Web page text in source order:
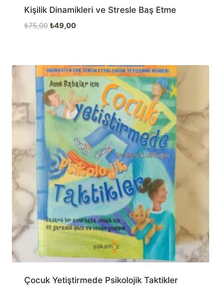
Kişilik Dinamikleri ve Stresle Baş Etme
₺75,00 Orijinal
₺49,00Şu
Çocuk Yetiştirmede Psikolojik Taktikler